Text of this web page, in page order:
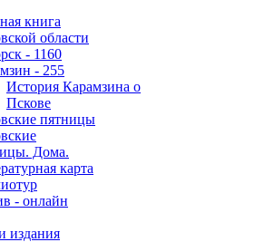
книга
области
- 1160
- 255
История Карамзина о
Пскове
пятницы
Дома.
карта
- онлайн
издания